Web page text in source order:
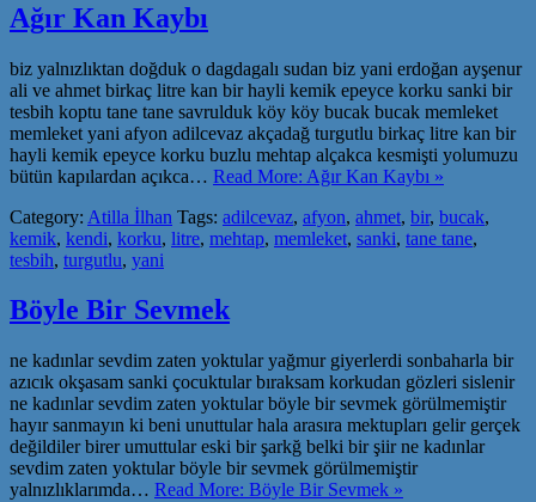
Ağır Kan Kaybı
biz yalnızlıktan doğduk o dagdagalı sudan biz yani erdoğan ayşenur
ali ve ahmet birkaç litre kan bir hayli kemik epeyce korku sanki bir
tesbih koptu tane tane savrulduk köy köy bucak bucak memleket
memleket yani afyon adilcevaz akçadağ turgutlu birkaç litre kan bir
hayli kemik epeyce korku buzlu mehtap alçakca kesmişti yolumuzu
bütün kapılardan açıkca… Read More: Ağır Kan Kaybı »
Category: Atilla İlhan Tags: adilcevaz, afyon, ahmet, bir, bucak,
kemik, kendi, korku, litre, mehtap, memleket, sanki, tane tane,
tesbih, turgutlu, yani
Böyle Bir Sevmek
ne kadınlar sevdim zaten yoktular yağmur giyerlerdi sonbaharla bir
azıcık okşasam sanki çocuktular bıraksam korkudan gözleri sislenir
ne kadınlar sevdim zaten yoktular böyle bir sevmek görülmemiştir
hayır sanmayın ki beni unuttular hala arasıra mektupları gelir gerçek
değildiler birer umuttular eski bir şarkğ belki bir şiir ne kadınlar
sevdim zaten yoktular böyle bir sevmek görülmemiştir
yalnızlıklarımda… Read More: Böyle Bir Sevmek »